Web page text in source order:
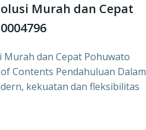
Murah dan Cepat
Murah dan Cepat Pohuwato
Contents Pendahuluan Dalam
kekuatan dan fleksibilitas